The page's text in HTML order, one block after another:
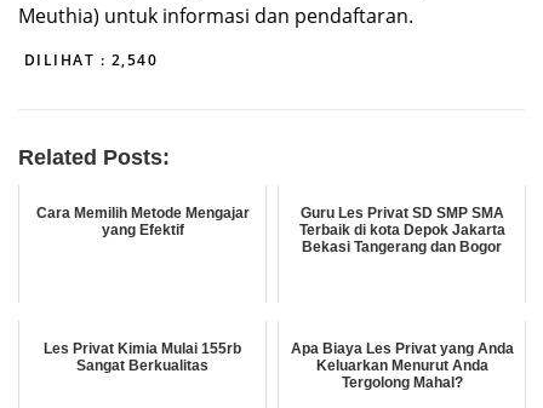
Meuthia) untuk informasi dan pendaftaran.
DILIHAT : 2,540
Related Posts:
Cara Memilih Metode Mengajar
yang Efektif
Guru Les Privat SD SMP SMA
Terbaik di kota Depok Jakarta
Bekasi Tangerang dan Bogor
Les Privat Kimia Mulai 155rb
Sangat Berkualitas
Apa Biaya Les Privat yang Anda
Keluarkan Menurut Anda
Tergolong Mahal?